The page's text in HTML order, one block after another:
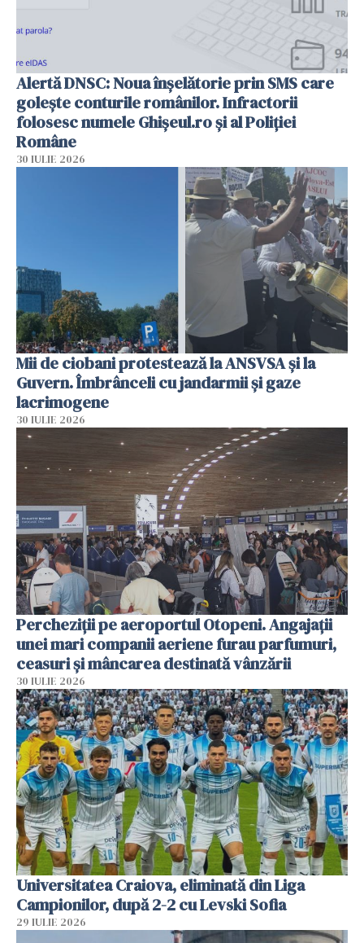
Alertă DNSC: Noua înșelătorie prin SMS care
golește conturile românilor. Infractorii
folosesc numele Ghișeul.ro și al Poliției
Române
30 IULIE 2026
Mii de ciobani protestează la ANSVSA și la
Guvern. Îmbrânceli cu jandarmii și gaze
lacrimogene
30 IULIE 2026
Percheziții pe aeroportul Otopeni. Angajații
unei mari companii aeriene furau parfumuri,
ceasuri și mâncarea destinată vânzării
30 IULIE 2026
Universitatea Craiova, eliminată din Liga
Campionilor, după 2-2 cu Levski Sofia
29 IULIE 2026